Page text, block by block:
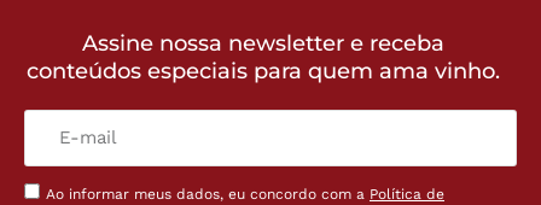
Assine nossa newsletter e receba
conteúdos especiais para quem ama vinho.
Ao informar meus dados, eu concordo com a Política de